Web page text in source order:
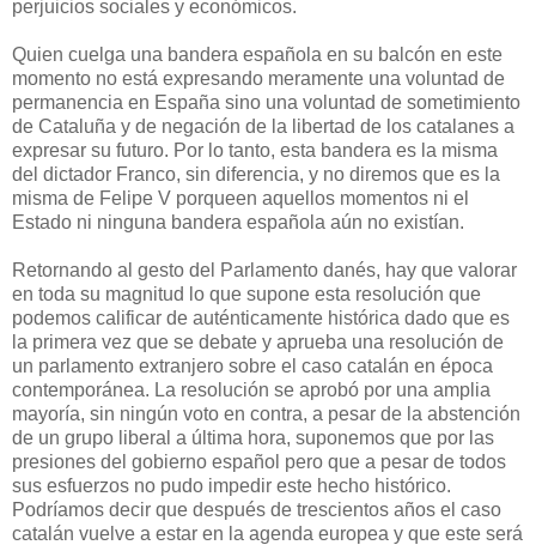
perjuicios sociales y económicos.
Quien cuelga una bandera española en su balcón en este
momento no está expresando meramente una voluntad de
permanencia en España sino una voluntad de sometimiento
de Cataluña y de negación de la libertad de los catalanes a
expresar su futuro. Por lo tanto, esta bandera es la misma
del dictador Franco, sin diferencia, y no diremos que es la
misma de Felipe V porqueen aquellos momentos ni el
Estado ni ninguna bandera española aún no existían.
Retornando al gesto del Parlamento danés, hay que valorar
en toda su magnitud lo que supone esta resolución que
podemos calificar de auténticamente histórica dado que es
la primera vez que se debate y aprueba una resolución de
un parlamento extranjero sobre el caso catalán en época
contemporánea. La resolución se aprobó por una amplia
mayoría, sin ningún voto en contra, a pesar de la abstención
de un grupo liberal a última hora, suponemos que por las
presiones del gobierno español pero que a pesar de todos
sus esfuerzos no pudo impedir este hecho histórico.
Podríamos decir que después de trescientos años el caso
catalán vuelve a estar en la agenda europea y que este será